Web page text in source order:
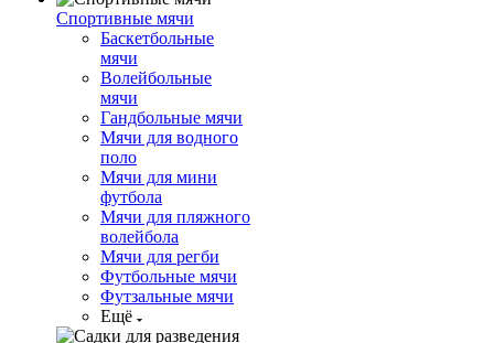
Спортивные мячи
Баскетбольные
мячи
Волейбольные
мячи
Гандбольные мячи
Мячи для водного
поло
Мячи для мини
футбола
Мячи для пляжного
волейбола
Мячи для регби
Футбольные мячи
Футзальные мячи
Ещё